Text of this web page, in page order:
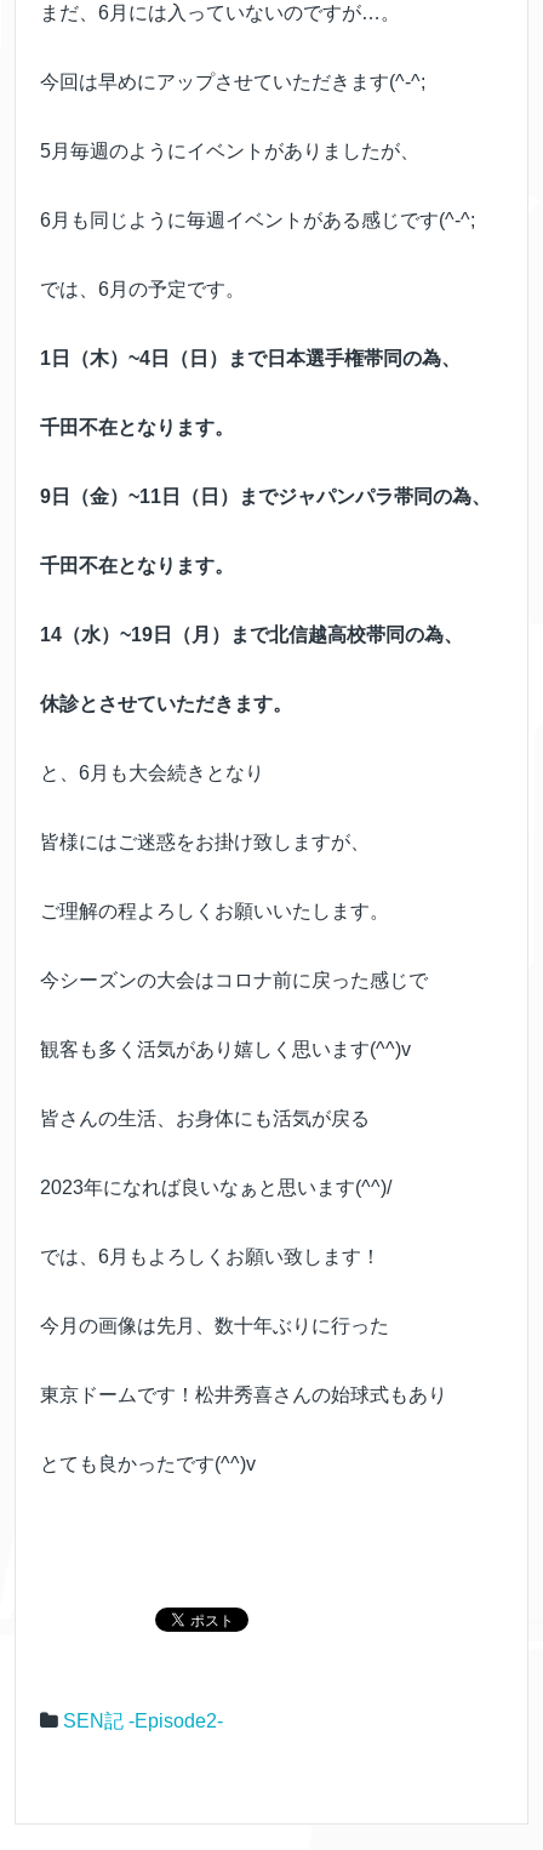
まだ、6月には入っていないのですが…。
今回は早めにアップさせていただきます(^-^;
5月毎週のようにイベントがありましたが、
6月も同じように毎週イベントがある感じです(^-^;
では、6月の予定です。
1日（木）~4日（日）まで日本選手権帯同の為、
千田不在となります。
9日（金）~11日（日）までジャパンパラ帯同の為、
千田不在となります。
14（水）~19日（月）まで北信越高校帯同の為、
休診とさせていただきます。
と、6月も大会続きとなり
皆様にはご迷惑をお掛け致しますが、
ご理解の程よろしくお願いいたします。
今シーズンの大会はコロナ前に戻った感じで
観客も多く活気があり嬉しく思います(^^)v
皆さんの生活、お身体にも活気が戻る
2023年になれば良いなぁと思います(^^)/
では、6月もよろしくお願い致します！
今月の画像は先月、数十年ぶりに行った
東京ドームです！松井秀喜さんの始球式もあり
とても良かったです(^^)v
SEN記 -Episode2-